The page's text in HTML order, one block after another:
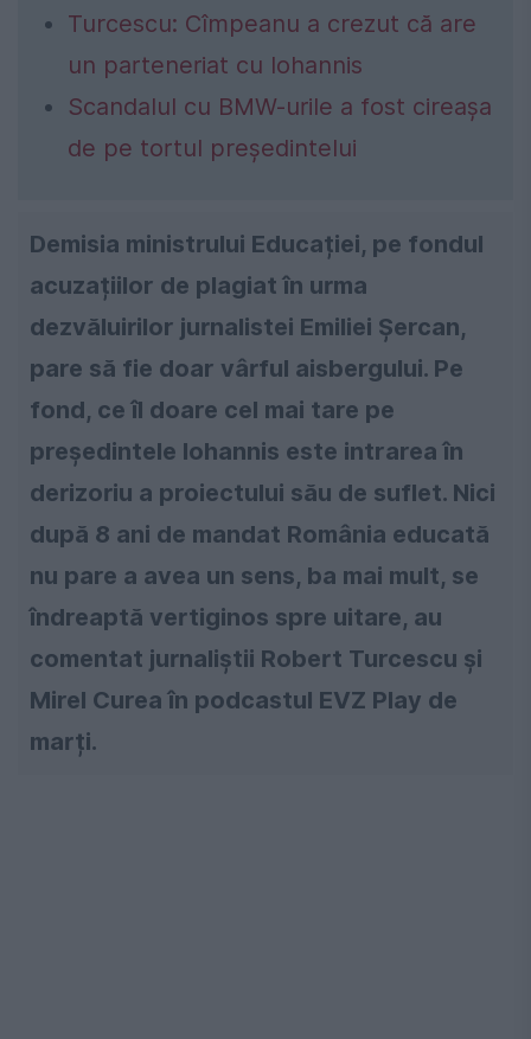
Turcescu: Cîmpeanu a crezut că are
un parteneriat cu Iohannis
Scandalul cu BMW-urile a fost cireașa
de pe tortul președintelui
Demisia ministrului Educației, pe fondul
acuzațiilor de plagiat în urma
dezvăluirilor jurnalistei Emiliei Șercan,
pare să fie doar vârful aisbergului. Pe
fond, ce îl doare cel mai tare pe
președintele Iohannis este intrarea în
derizoriu a proiectului său de suflet. Nici
după 8 ani de mandat România educată
nu pare a avea un sens, ba mai mult, se
îndreaptă vertiginos spre uitare, au
comentat jurnaliștii Robert Turcescu și
Mirel Curea în podcastul EVZ Play de
marți.